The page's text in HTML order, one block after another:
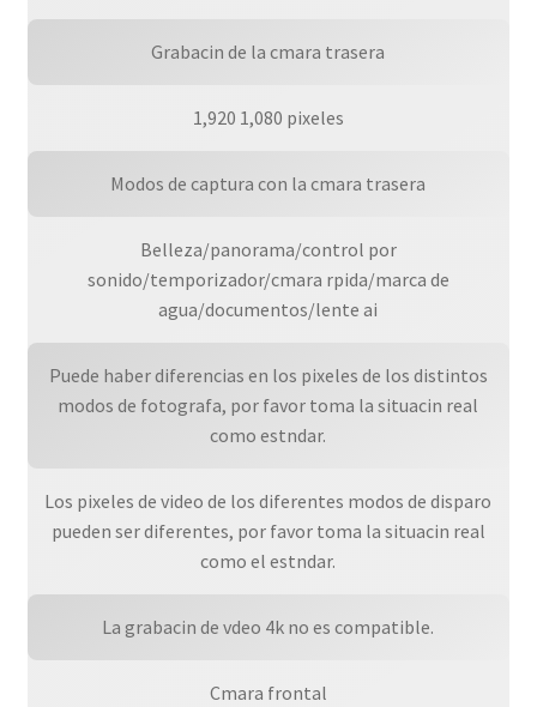
Grabacin de la cmara trasera
1,920 1,080 pixeles
Modos de captura con la cmara trasera
Belleza/panorama/control por
sonido/temporizador/cmara rpida/marca de
agua/documentos/lente ai
Puede haber diferencias en los pixeles de los distintos
modos de fotografa, por favor toma la situacin real
como estndar.
Los pixeles de video de los diferentes modos de disparo
pueden ser diferentes, por favor toma la situacin real
como el estndar.
La grabacin de vdeo 4k no es compatible.
Cmara frontal